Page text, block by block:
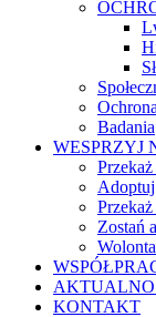
Badania
WESPRZYJ
Zostań
KONTAKT